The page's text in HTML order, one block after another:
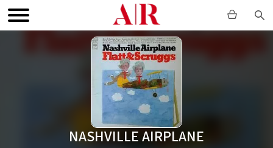
NASHVILLE AIRPLANE